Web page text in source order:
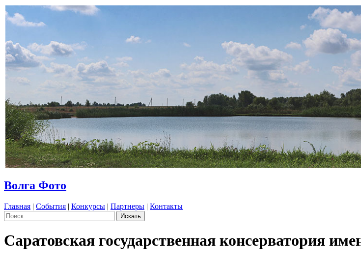
Волга Фото
Главная | События | Конкурсы | Партнеры | Контакты
Саратовская государственная консерватория